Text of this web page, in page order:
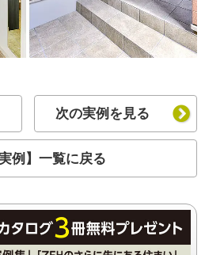
次の実例を見る
実例】一覧に戻る